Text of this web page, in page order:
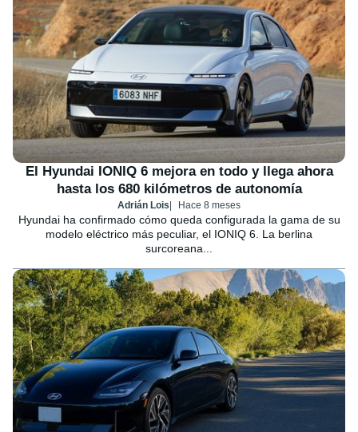
El Hyundai IONIQ 6 mejora en todo y llega ahora
hasta los 680 kilómetros de autonomía
Adrián Lois Hace 8 meses
Hyundai ha confirmado cómo queda configurada la gama de su
modelo eléctrico más peculiar, el IONIQ 6. La berlina
surcoreana...